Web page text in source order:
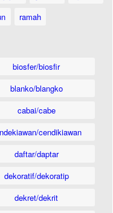
ramah
biosfer/biosfir
blanko/blangko
cabai/cabe
cendikiawan
daftar/daptar
dekoratif/dekoratip
dekret/dekrit